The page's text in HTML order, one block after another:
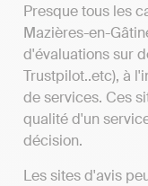
Presque tous les
Mazières-en-
d'évaluations sur
Trustpilot..etc), à
de services. Ces
qualité d'un
décision.
Les sites d'avis